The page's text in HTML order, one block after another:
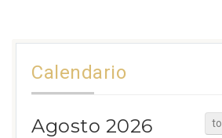
Calendario
Agosto 2026